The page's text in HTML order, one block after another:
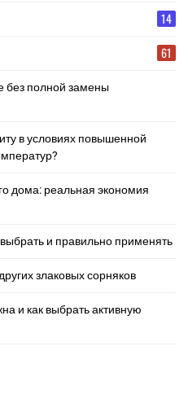
14
61
без полной замены
в условиях повышенной
дома: реальная экономия
и правильно применять
злаковых сорняков
и как выбрать активную